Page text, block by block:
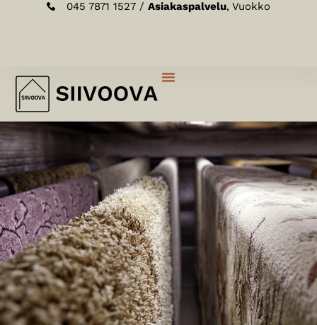
045 7871 1527 / Asiakaspalvelu, Vuokko